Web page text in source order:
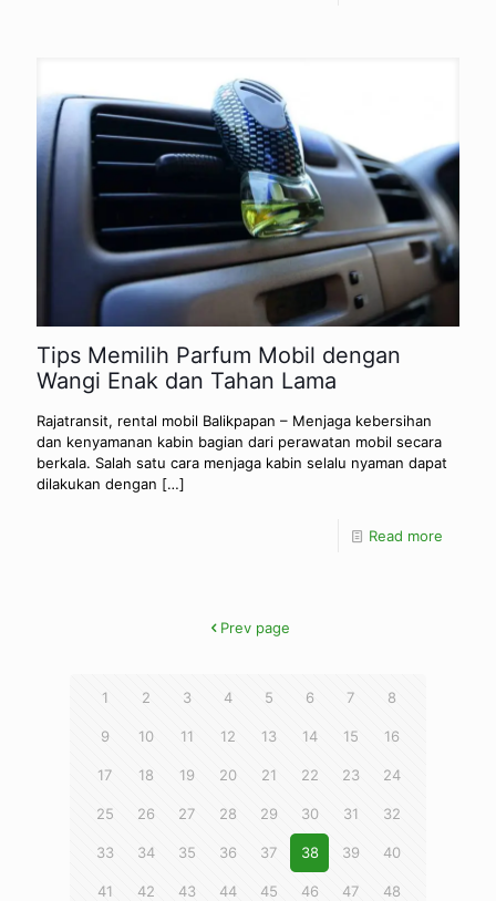
Tips Memilih Parfum Mobil dengan
Wangi Enak dan Tahan Lama
Rajatransit, rental mobil Balikpapan – Menjaga kebersihan
dan kenyamanan kabin bagian dari perawatan mobil secara
berkala. Salah satu cara menjaga kabin selalu nyaman dapat
dilakukan dengan […]
Read more
Prev page
1 2 3 4 5 6 7 8
9 10 11 12 13 14 15 16
17 18 19 20 21 22 23 24
25 26 27 28 29 30 31 32
33 34 35 36 37 38 39 40
41 42 43 44 45 46 47 48